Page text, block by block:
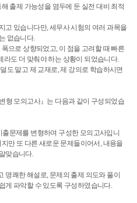
출제 가능성을 염두에 둔 실전 대비 최적
고 있습니다만, 세무사 시험의 여러 과목을
없습니다.
으로 상향되었고, 이 점을 고려할 때 빠른
도 더 맞춰야 하는 상황이 되었습니다.
도 말고 제 교재로, 제 강의로 학습하시면
형 모의고사』는 다음과 같이 구성되었습
문제를 변형하여 구성한 모의고사입니
만 또 다른 새로운 문제들이어서, 내용을
맞습니다.
명쾌한 해설로, 문제의 출제 의도와 풀이
게 파악할 수 있도록 구성하였습니다.